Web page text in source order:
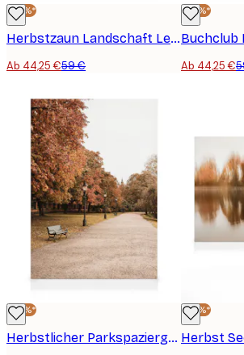
-25%*
Herbstzaun Landschaft Leinwandbild
Ab 44,25 €59 €
-25%*
Buchclub
Ab 44,25 €
-25%*
Herbstlicher Parkspaziergang Leinwandbild
-25%*